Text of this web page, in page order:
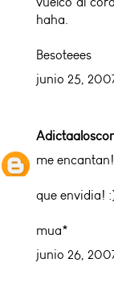
haha.
Besoteees
junio 25,
me
que envidia!
mua*
junio 26,